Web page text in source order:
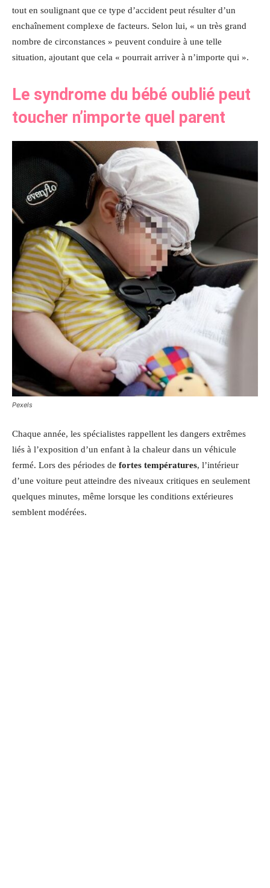
tout en soulignant que ce type d’accident peut résulter d’un
enchaînement complexe de facteurs. Selon lui, « un très grand
nombre de circonstances » peuvent conduire à une telle
situation, ajoutant que cela « pourrait arriver à n’importe qui ».
Le syndrome du bébé oublié peut
toucher n’importe quel parent
Pexels
Chaque année, les spécialistes rappellent les dangers extrêmes
liés à l’exposition d’un enfant à la chaleur dans un véhicule
fermé. Lors des périodes de fortes températures, l’intérieur
d’une voiture peut atteindre des niveaux critiques en seulement
quelques minutes, même lorsque les conditions extérieures
semblent modérées.